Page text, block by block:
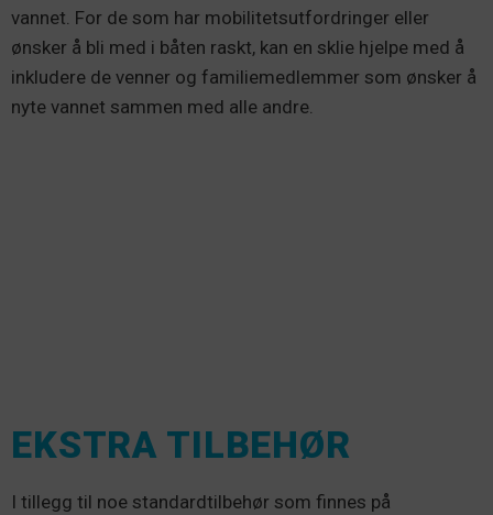
vannet. For de som har mobilitetsutfordringer eller
ønsker å bli med i båten raskt, kan en sklie hjelpe med å
inkludere de venner og familiemedlemmer som ønsker å
nyte vannet sammen med alle andre.
EKSTRA TILBEHØR
I tillegg til noe standardtilbehør som finnes på